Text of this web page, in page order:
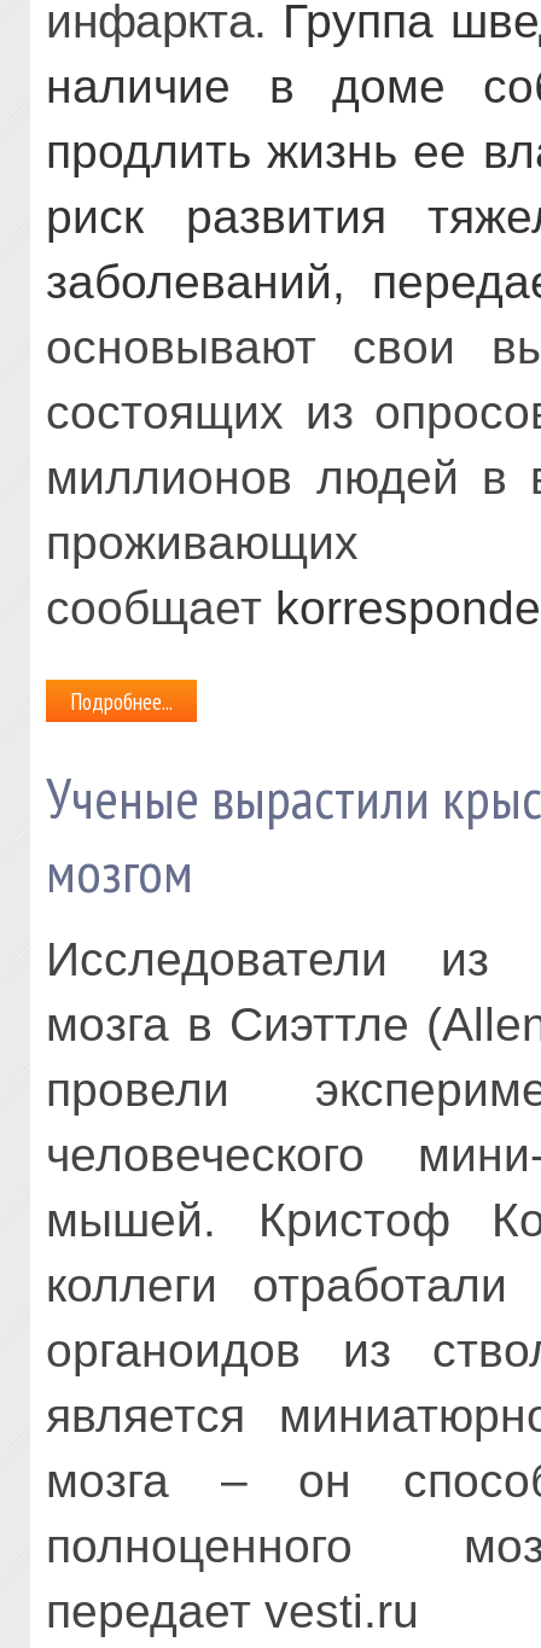
инфаркта. Группа
наличие в доме
продлить жизнь ее
риск развития
заболеваний,
основывают свои
состоящих из
миллионов людей в
сообщает
Подробнее...
Ученые вырастили
мозгом
Исследователи из
мозга в Сиэттле
провели
человеческого
мышей. Кристоф
коллеги
органоидов из
является
мозга – он
полноценного
передаетvesti.ru